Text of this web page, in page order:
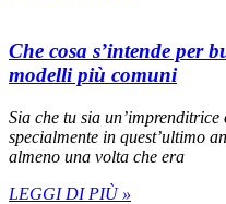
Che cosa s’intende per
modelli più comuni
Sia che tu sia un’imprenditrice
specialmente in quest’ultimo
almeno una volta che era
LEGGI DI PIÙ »